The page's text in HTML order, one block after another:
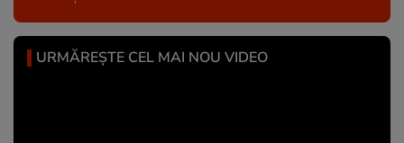
URMĂREȘTE CEL MAI NOU VIDEO